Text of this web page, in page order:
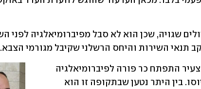
תנאי השירות והיחס הרשלני שקיבל מגורמי הצבא.